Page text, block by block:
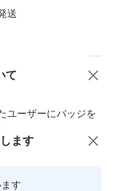
送
て
ユーザーにバッジを
ーザーです
商品への質問
ます
す